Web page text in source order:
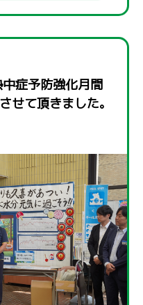
中症予防強化月間
せて頂きました。